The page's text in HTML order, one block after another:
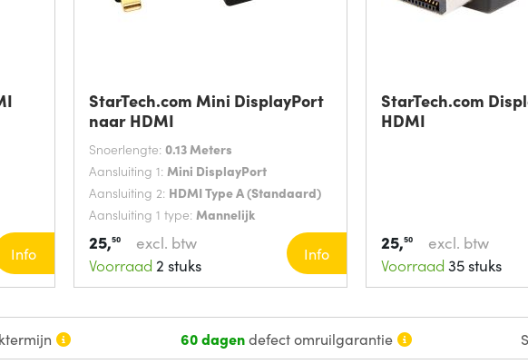
Info
StarTech.com Mini DisplayPort
naar HDMI
Snoerlengte: 0.13 Meters
Aansluiting 1: Mini DisplayPort
Aansluiting 2: HDMI Type A (Standaard)
Aansluiting 1 type: Mannelijk
25,50
excl. btw
Voorraad 2 stuks
Info
StarTech.com
HDMI
25,50
excl. btw
Voorraad 35 stuks
60 dagendefect omruilgarantie